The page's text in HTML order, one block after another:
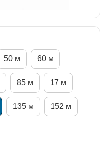
50 м 60 м
85 м 17 м
135 м 152 м